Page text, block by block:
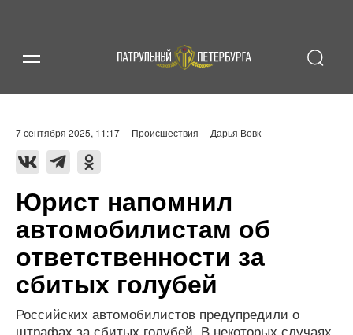
7 сентября 2025, 11:17 Происшествия Дарья Вовк
Юрист напомнил
автомобилистам об
ответственности за
сбитых голубей
Российских автомобилистов предупредили о
штрафах за сбитых голубей. В некоторых случаях